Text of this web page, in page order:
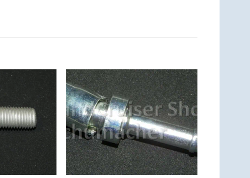
Zum
Merkzettel
hinzufügen
Zum
Merkzettel
hinzufügen